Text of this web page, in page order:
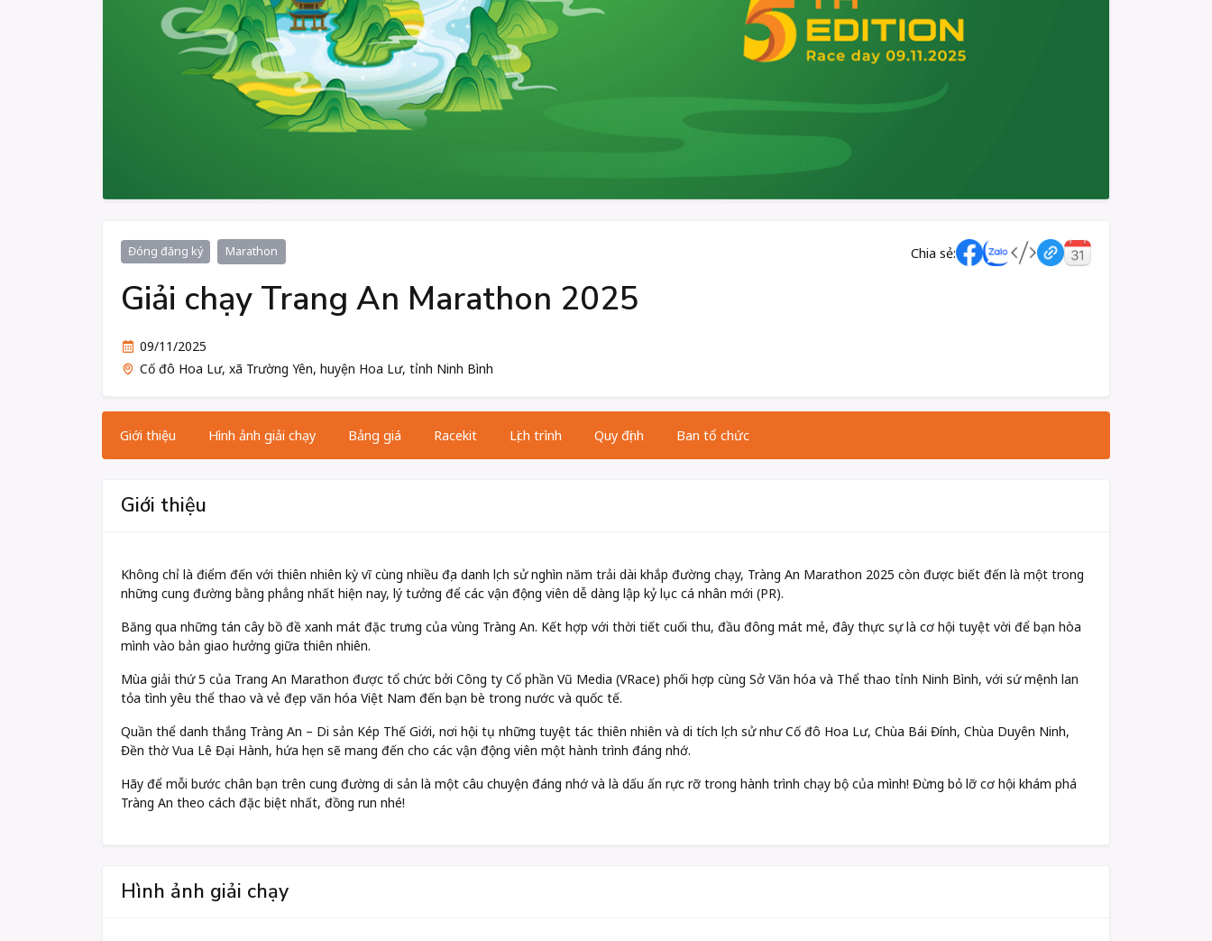
Đóng đăng ký Marathon Chia sẻ:
Giải chạy Trang An Marathon 2025
09/11/2025
Cố đô Hoa Lư, xã Trường Yên, huyện Hoa Lư, tỉnh Ninh Bình
Giới thiệu Hình ảnh giải chạy Bảng giá Racekit Lịch trình Quy định Ban tổ chức
Giới thiệu
Không chỉ là điểm đến với thiên nhiên kỳ vĩ cùng nhiều địa danh lịch sử nghìn năm trải dài khắp đường chạy, Tràng An Marathon 2025 còn được biết đến là một trong
những cung đường bằng phẳng nhất hiện nay, lý tưởng để các vận động viên dễ dàng lập kỷ lục cá nhân mới (PR).
Băng qua những tán cây bồ đề xanh mát đặc trưng của vùng Tràng An. Kết hợp với thời tiết cuối thu, đầu đông mát mẻ, đây thực sự là cơ hội tuyệt vời để bạn hòa
mình vào bản giao hưởng giữa thiên nhiên.
Mùa giải thứ 5 của Trang An Marathon được tổ chức bởi Công ty Cổ phần Vũ Media (VRace) phối hợp cùng Sở Văn hóa và Thể thao tỉnh Ninh Bình, với sứ mệnh lan
tỏa tình yêu thể thao và vẻ đẹp văn hóa Việt Nam đến bạn bè trong nước và quốc tế.
Quần thể danh thắng Tràng An – Di sản Kép Thế Giới, nơi hội tụ những tuyệt tác thiên nhiên và di tích lịch sử như Cố đô Hoa Lư, Chùa Bái Đính, Chùa Duyên Ninh,
Đền thờ Vua Lê Đại Hành, hứa hẹn sẽ mang đến cho các vận động viên một hành trình đáng nhớ.
Hãy để mỗi bước chân bạn trên cung đường di sản là một câu chuyện đáng nhớ và là dấu ấn rực rỡ trong hành trình chạy bộ của mình! Đừng bỏ lỡ cơ hội khám phá
Tràng An theo cách đặc biệt nhất, đồng run nhé!
Hình ảnh giải chạy